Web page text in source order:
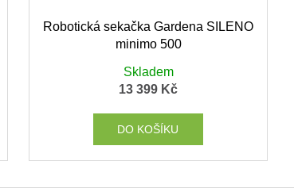
Robotická sekačka Gardena SILENO
minimo 500
Skladem
13 399 Kč
DO KOŠÍKU